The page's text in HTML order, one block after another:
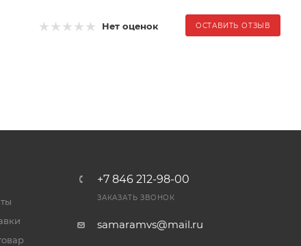
Нет оценок ОСТАВИТЬ ОТЗЫВ
+7 846 212-98-00
ЗАКАЗАТЬ ЗВОНОК
samaramvs@mail.ru